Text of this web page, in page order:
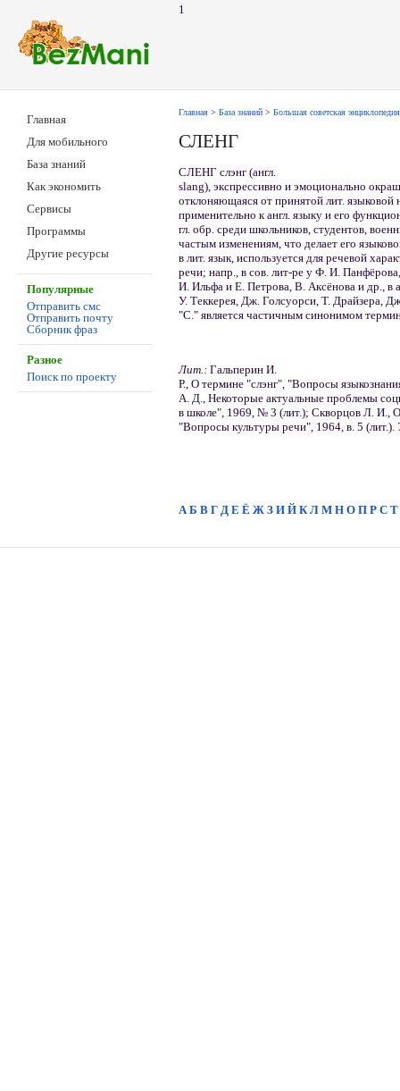
1
Главная
Для мобильного
База знаний
Как экономить
Сервисы
Программы
Другие ресурсы
Популярные
Отправить смс
Отправить почту
Сборник фраз
Разное
Поиск по проекту
Главная > База знаний > Большая советская энциклопедия
СЛЕНГ
СЛЕНГ слэнг (англ.
slang), экспрессивно и эмоционально
отклоняющаяся от принятой лит.
применительно к англ. языку и его
гл. обр. среди школьников, студентов,
частым изменениям, что делает его
в лит. язык, используется для речевой
речи; напр., в сов. лит-ре у Ф. И.
И. Ильфа и Е. Петрова, В. Аксёнова и др., в
У. Теккерея, Дж. Голсуорси, Т. Драйзера,
"С." является частичным синонимом
Лит.: Гальперин И.
Р., О термине "слэнг", "Вопросы
А. Д., Некоторые актуальные проблемы
в школе", 1969, № 3 (лит.); Скворцов Л. И.,
"Вопросы культуры речи", 1964, в. 5 (лит.).
А Б В Г Д Е Ё Ж З И Й К Л М Н О П Р С Т